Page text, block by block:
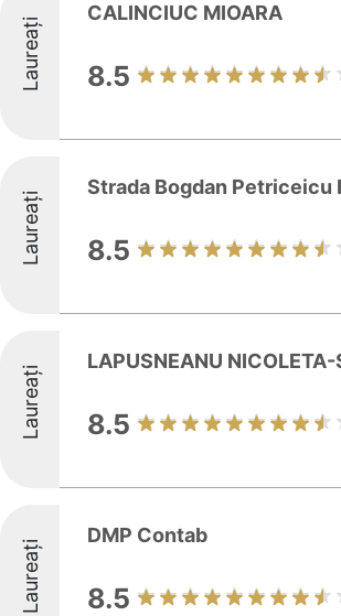
Laureați
CALINCIUC MIOARA
8.5
Laureați
Strada Bogdan Petriceicu
8.5
Laureați
LAPUSNEANU
8.5
Laureați
DMP Contab
8.5